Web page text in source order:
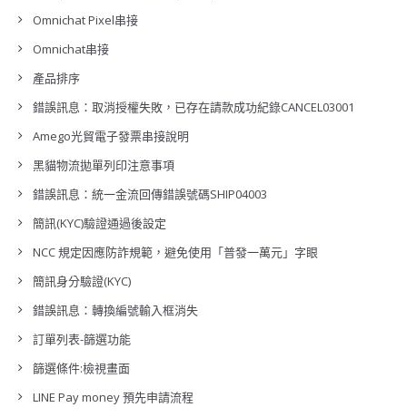
Omnichat Pixel串接
Omnichat串接
產品排序
錯誤訊息：取消授權失敗，已存在請款成功紀錄CANCEL03001
Amego光貿電子發票串接說明
黑貓物流拋單列印注意事項
錯誤訊息：統一金流回傳錯誤號碼SHIP04003
簡訊(KYC)驗證通過後設定
NCC 規定因應防詐規範，避免使用「普發一萬元」字眼
簡訊身分驗證(KYC)
錯誤訊息：轉換編號輸入框消失
訂單列表-篩選功能
篩選條件:檢視畫面
LINE Pay money 預先申請流程